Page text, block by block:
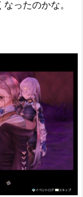
ったのかな。